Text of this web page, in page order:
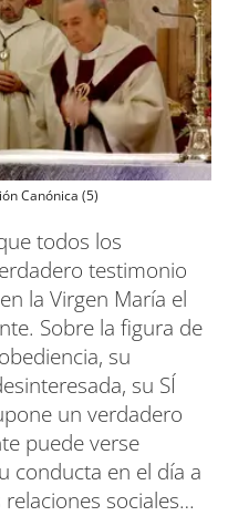
Canónica (5)
todos los
testimonio
la Virgen María el
Sobre la figura de
su
su SÍ
un verdadero
puede verse
conducta en el día a
sociales…